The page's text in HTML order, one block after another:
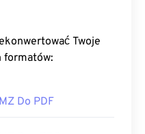
Twoje
formatów:
Do PDF